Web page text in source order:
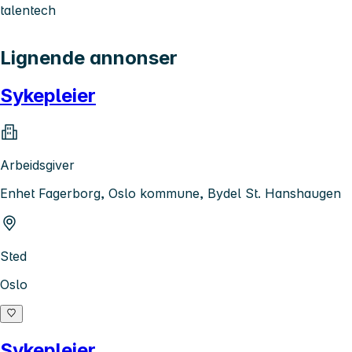
talentech
Lignende annonser
Sykepleier
Arbeidsgiver
Enhet Fagerborg, Oslo kommune, Bydel St. Hanshaugen
Sted
Oslo